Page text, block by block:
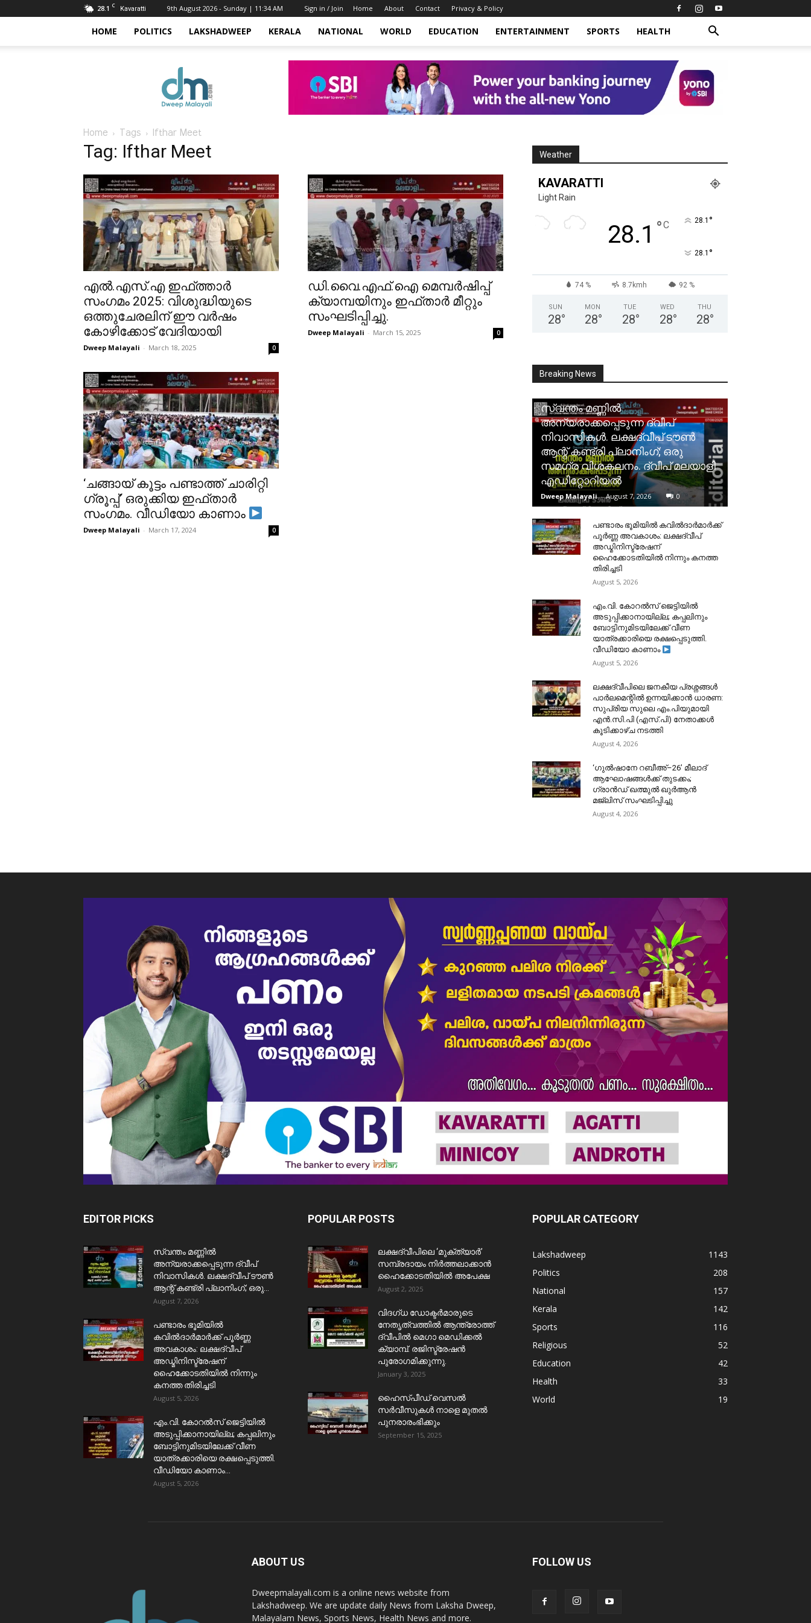
28.1 C Kavaratti 9th August 2026 - Sunday | 11:34 AM Sign in / Join Home About Contact Privacy & Policy
HOME POLITICS LAKSHADWEEP KERALA NATIONAL WORLD EDUCATION ENTERTAINMENT SPORTS HEALTH
Home Tags Ifthar Meet
Tag: Ifthar Meet
എൽ.എസ്.എ ഇഫ്ത്താർ
സംഗമം 2025: വിശുദ്ധിയുടെ
ഒത്തുചേരലിന് ഈ വർഷം
കോഴിക്കോട് വേദിയായി
Dweep Malayali - March 18, 2025 0
ഡി.വൈ.എഫ്.ഐ മെമ്പർഷിപ്പ്
ക്യാമ്പയിനും ഇഫ്താർ മീറ്റും
സംഘടിപ്പിച്ചു.
Dweep Malayali - March 15, 2025 0
‘ചങ്ങായ് കൂട്ടം പണ്ടാത്ത് ചാരിറ്റി
ഗ്രൂപ്പ്‌’ ഒരുക്കിയ ഇഫ്താർ
സംഗമം. വീഡിയോ കാണാം
Dweep Malayali - March 17, 2024 0
Weather
KAVARATTI
Light Rain
28.1 °C 28.1 °
28.1 °
74 % 8.7kmh 92 %
SUN
28°
MON
28°
TUE
28°
WED
28°
THU
28°
Breaking News
സ്വന്തം മണ്ണിൽ
അന്യരാക്കപ്പെടുന്ന ദ്വീപ്
നിവാസികൾ. ലക്ഷദ്വീപ് ടൗൺ
ആന്റ് കണ്ട്രി പ്ലാനിംഗ്; ഒരു
സമഗ്ര വിശകലനം. ദ്വീപ് മലയാളി
എഡിറ്റോറിയൽ
Dweep Malayali - August 7, 2026 0
പണ്ടാരം ഭൂമിയിൽ കവിൽദാർമാർക്ക്
പൂർണ്ണ അവകാശം: ലക്ഷദ്വീപ്
അഡ്മിനിസ്ട്രേഷന്
ഹൈക്കോടതിയിൽ നിന്നും കനത്ത
തിരിച്ചടി
August 5, 2026
​എം.വി. കോറൽസ് ജെട്ടിയിൽ
അടുപ്പിക്കാനായില്ല; കപ്പലിനും
ബോട്ടിനുമിടയിലേക്ക് വീണ
യാത്രക്കാരിയെ രക്ഷപ്പെടുത്തി.
വീഡിയോ കാണാം
August 5, 2026
ലക്ഷദ്വീപിലെ ജനകീയ പ്രശ്നങ്ങൾ
പാർലമെന്റിൽ ഉന്നയിക്കാൻ ധാരണ:
സുപ്രിയ സുലെ എം.പിയുമായി
എൻ.സി.പി (എസ്.പി) നേതാക്കൾ
കൂടിക്കാഴ്ച നടത്തി
August 4, 2026
‘ഗുൽഷാനേ റബീഅ്–26’ മീലാദ്
ആഘോഷങ്ങൾക്ക് തുടക്കം;
ഗ്രാൻഡ് ഖത്മുൽ ഖുർആൻ
മജ്‌ലിസ് സംഘടിപ്പിച്ചു
August 4, 2026
EDITOR PICKS
സ്വന്തം മണ്ണിൽ
അന്യരാക്കപ്പെടുന്ന ദ്വീപ്
നിവാസികൾ. ലക്ഷദ്വീപ് ടൗൺ
ആന്റ് കണ്ട്രി പ്ലാനിംഗ്; ഒരു...
August 7, 2026
പണ്ടാരം ഭൂമിയിൽ
കവിൽദാർമാർക്ക് പൂർണ്ണ
അവകാശം: ലക്ഷദ്വീപ്
അഡ്മിനിസ്ട്രേഷന്
ഹൈക്കോടതിയിൽ നിന്നും
കനത്ത തിരിച്ചടി
August 5, 2026
​എം.വി. കോറൽസ് ജെട്ടിയിൽ
അടുപ്പിക്കാനായില്ല; കപ്പലിനും
ബോട്ടിനുമിടയിലേക്ക് വീണ
യാത്രക്കാരിയെ രക്ഷപ്പെടുത്തി.
വീഡിയോ കാണാം...
August 5, 2026
POPULAR POSTS
ലക്ഷദ്വീപിലെ ‘മുക്ത്യാർ’
സമ്പ്രദായം നിർത്തലാക്കാൻ
ഹൈക്കോടതിയിൽ അപേക്ഷ
August 2, 2025
വിദഗ്ധ ഡോക്ടർമാരുടെ
നേതൃത്വത്തിൽ ആന്ത്രോത്ത്
ദ്വീപിൽ മെഗാ മെഡിക്കൽ
ക്യാമ്പ്. രജിസ്ട്രേഷൻ
പുരോഗമിക്കുന്നു.
January 3, 2025
ഹൈസ്പീഡ് വെസൽ
സർവീസുകൾ നാളെ മുതൽ
പുനരാരംഭിക്കും
September 15, 2025
POPULAR CATEGORY
Lakshadweep
1143
Politics
208
National
157
Kerala
142
Sports
116
Religious
52
Education
42
Health
33
World
19
ABOUT US
Dweepmalayali.com is a online news website from
Lakshadweep. We are update daily News from Laksha Dweep,
Malayalam News, Sports News, Health News and more.
FOLLOW US